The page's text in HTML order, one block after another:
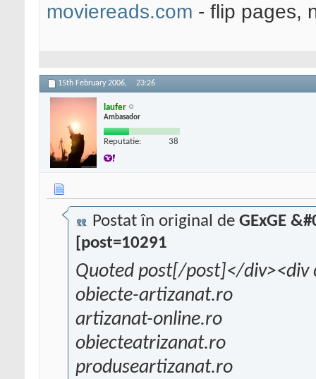
moviereads.com - flip pages,
15th February 2006, 23:26
laufer
Ambasador
Reputatie: 38
Postat în original de GExGE
[post=10291
Quoted post[/post]</div><div
obiecte-artizanat.ro
artizanat-online.ro
obiecteatrizanat.ro
produseartizanat.ro